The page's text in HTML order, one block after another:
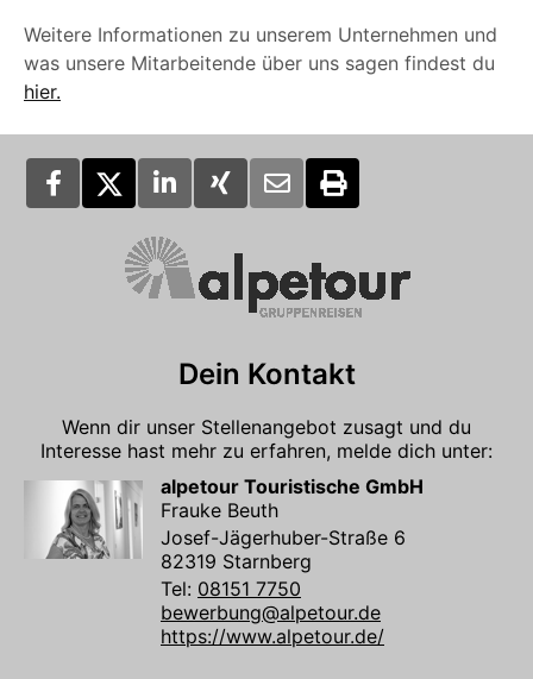
Weitere Informationen zu unserem Unternehmen und
was unsere Mitarbeitende über uns sagen findest du
hier.
Dein Kontakt
Wenn dir unser Stellenangebot zusagt und du
Interesse hast mehr zu erfahren, melde dich unter:
alpetour Touristische GmbH
Frauke Beuth
Josef-Jägerhuber-Straße 6
82319 Starnberg
Tel: 08151 7750
bewerbung@alpetour.de
https://www.alpetour.de/